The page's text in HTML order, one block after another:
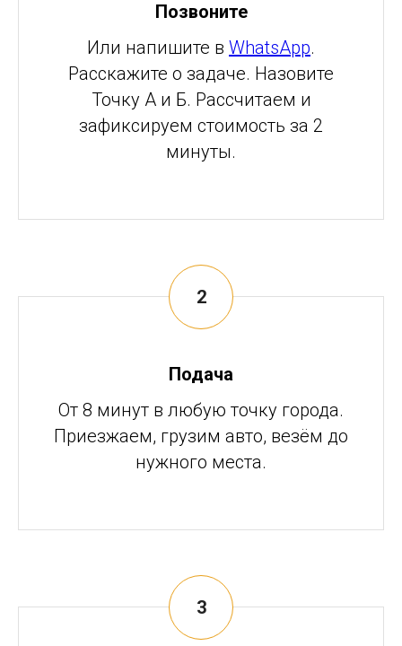
Позвоните
Или напишите в WhatsApp.
Расскажите о задаче. Назовите
Точку А и Б. Рассчитаем и
зафиксируем стоимость за 2
минуты.
Подача
От 8 минут в любую точку города.
Приезжаем, грузим авто, везём до
нужного места.